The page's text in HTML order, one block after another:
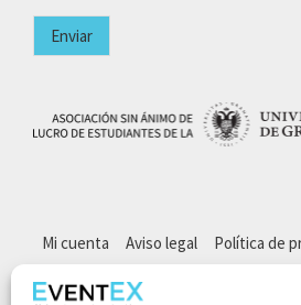
Enviar
Mi cuenta Aviso legal Política de